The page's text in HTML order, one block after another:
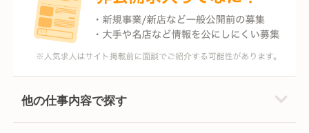
他の仕事内容で探す